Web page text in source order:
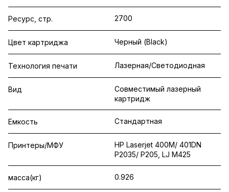
Ресурс, стр. 2700
Цвет картриджа Черный (Black)
Технология печати Лазерная/Светодиодная
Вид
Совместимый лазерный
картридж
Емкость Стандартная
Принтеры/МФУ
HP Laserjet 400M/ 401DN
P2035/ P205, LJ M425
масса(кг) 0.926